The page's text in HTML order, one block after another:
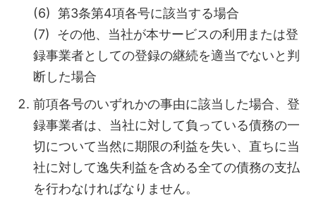
(6) 第3条第4項各号に該当する場合
(7) その他、当社が本サービスの利用または登
録事業者としての登録の継続を適当でないと判
断した場合
前項各号のいずれかの事由に該当した場合、登
録事業者は、当社に対して負っている債務の一
切について当然に期限の利益を失い、直ちに当
社に対して逸失利益を含める全ての債務の支払
を行わなければなりません。